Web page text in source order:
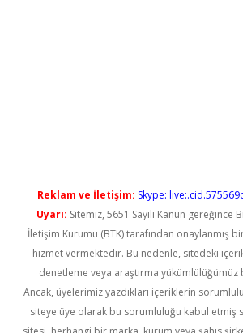
Reklam ve İletişim: Skype:
Uyarı: Sitemiz, 5651 Sayılı Kanun gereğince
İletişim Kurumu (BTK) tarafından onaylanmış
hizmet vermektedir. Bu nedenle, sitedeki
denetleme veya araştırma yükümlülüğümüz
Ancak, üyelerimiz yazdıkları içeriklerin
siteye üye olarak bu sorumluluğu kabul etmiş